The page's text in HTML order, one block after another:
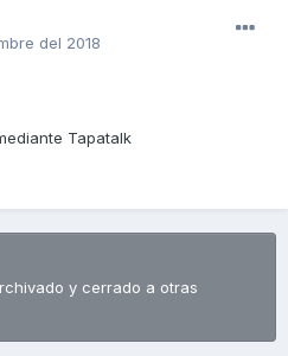
del 2018
Tapatalk
y cerrado a otras